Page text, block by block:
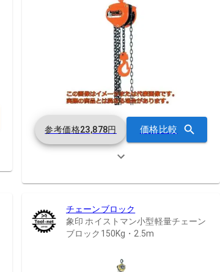
参考価格23,878円 価格比較
チェーンブロック
象印 ホイストマン小型軽量チェーン
ブロック150Kg・2.5m